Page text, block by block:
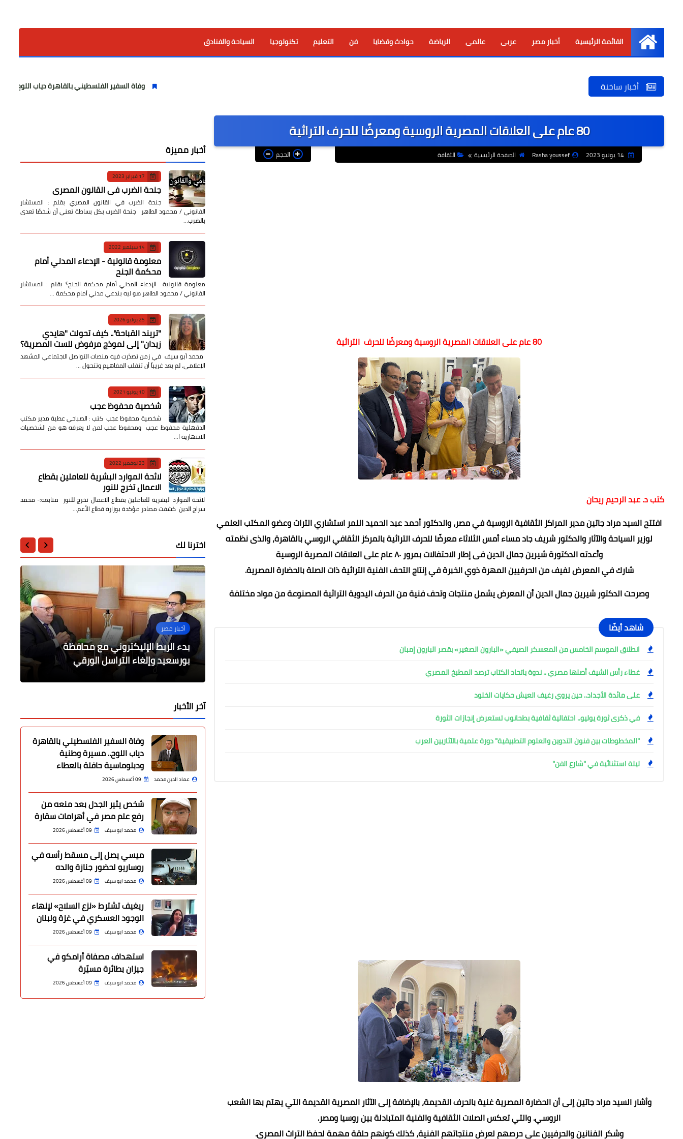
الرئيسية
القائمة الرئيسية أخبار مصر عربى عالمى الرياضة حوادث وقضايا فن التعليم تكنولوجيا السياحة والفنادق
أخبار ساخنة وفاة السفير الفلسطيني بالقاهرة دياب اللوح.. مسيرة وطنية
80 عام على العلاقات المصرية الروسية ومعرضًا للحرف التراثية
14 يونيو 2023 Rasha youssef الصفحة الرئيسية الثقافة الحجم
80عام على العلاقات المصرية الروسية ومعرضًا للحرف التراثية
كتب د. عبد الرحيم ريحان
افتتح السيد مراد جاتين مدير المراكز الثقافية الروسية في مصر، والدكتور أحمد عبد الحميد النمر استشاري التراث وعضو المكتب العلمي
لوزير السياحة والآثار والدكتور شريف جاد مساء أمس الثلاثاء معرضًا للحرف التراثية بالمركز الثقافي الروسي بالقاهرة، والذى نظمته
وأعدته الدكتورة شيرين جمال الدين فى إطار الاحتفالات بمرور ٨٠ عام على العلاقات المصرية الروسية
شارك في المعرض لفيف من الحرفيين المهرة ذوي الخبرة في إنتاج التحف الفنية التراثية ذات الصلة بالحضارة المصرية.
وصرحت الدكتور شيرين جمال الدين أن المعرض يشمل منتجات وتحف فنية من الحرف اليدوية التراثية المصنوعة من مواد مختلفة
شاهد أيضًا
انطلاق الموسم الخامس من المعسكر الصيفي «البارون الصغير» بقصر البارون إمبان
غطاء رأس الشيف أصلها مصري .. ندوة باتحاد الكتاب ترصد المطبخ المصري
على مائدة الأجداد.. حين يروي رغيف العيش حكايات الخلود
في ذكرى ثورة يوليو.. احتفالية ثقافية بطحانوب تستعرض إنجازات الثورة
"المخطوطات بين فنون التدوين والعلوم التطبيقية" دورة علمية بالآثاريين العرب
ليلة استثنائية في "شارع الفن"
وأشار السيد مراد جاتين إلى أن الحضارة المصرية غنية بالحرف القديمة، بالإضافة إلى الآثار المصرية القديمة التي يهتم بها الشعب
الروسي. والتي تعكس الصلات الثقافية والفنية المتبادلة بين روسيا ومصر.
وشكر الفنانين والحرفيين على حرصهم لعرض منتجاتهم الفنية، كذلك كونهم حلقة مهمة لحفظ التراث المصري.
أخبار مميزة
17 فبراير 2023
جنحة الضرب في القانون المصري
جنحة الضرب في القانون المصري بقلم : المستشار
القانوني / محمود الطاهر جنحة الضرب بكل بساطة تعني أن شخصًا تعدى
بالضرب…
14 سبتمبر 2022
معلومة قانونية - الإدعاء المدني أمام
محكمة الجنح
معلومة قانونية الإدعاء المدني أمام محكمة الجنح؟ بقلم : المستشار
القانوني / محمود الطاهر هو ليه بندعي مدني أمام محكمة …
25 يوليو 2026
​"تريند القباحة".. كيف تحولت "هايدي
زيدان" إلى نموذج مرفوض للست المصرية؟
​ محمد أبو سيف ​في زمن تصدّرت فيه منصات التواصل الاجتماعي المشهد
الإعلامي، لم يعد غريباً أن تنقلب المفاهيم وتتحول …
10 يونيو 2021
شخصية محفوظ عجب
شخصية محفوظ عجب كتب : الصباحي عطية مدير مكتب
الدقهلية محفوظ عجب ومحفوظ عجب لمن لا يعرفه هو من الشخصيات
الانتهازية ا…
23 نوفمبر 2022
لائحة الموارد البشرية للعاملين بقطاع
الاعمال تخرج للنور
لائحة الموارد البشرية للعاملين بقطاع الاعمال تخرج للنور متابعه:- محمد
سراج الدين كشفت مصادر مؤكدة بوزارة قطاع الأعم…
اخترنا لك
محمد ابو سيف
16 يونيو 2022
أخبار مصر
بدء الربط الإليكتروني مع محافظة
بورسعيد وإلغاء التراسل الورقي
عماد الدين محمد
16 يونيو 2022
عربى
بيان وزارة الأسرة والمرأة والطفولة وكبار
السن بمناسبة الإحتفال بيوم الطّفل
الإفريقي
عماد الدين محمد
16 يونيو 2022
أخبار مصر
إنتهاء توثيق القطع الأثرية بالمتحف
القومي للحضارة
عماد الدين محمد
16 يونيو 2022
محافظات
ضبط لحوم وأسماك ودواجن غير صالحة
للاستخدام الادامي بكفر الشيخ
عماد الدين محمد
16 يونيو 2022
الرياضة
البنا ينتهي من إعداد مشروعان في مجال
كرة القدم لخدمة الكرة العربية
والإفريقية
آخر الأخبار
وفاة السفير الفلسطيني بالقاهرة
دياب اللوح.. مسيرة وطنية
ودبلوماسية حافلة بالعطاء
عماد الدين محمد 09 أغسطس 2026
شخص يثير الجدل بعد منعه من
رفع علم مصر في أهرامات سقارة
محمد ابو سيف 09 أغسطس 2026
ميسي يصل إلى مسقط رأسه في
روساريو لحضور جنازة والده
محمد ابو سيف 09 أغسطس 2026
ريغيف تشترط «نزع السلاح» لإنهاء
الوجود العسكري في غزة ولبنان
محمد ابو سيف 09 أغسطس 2026
استهداف مصفاة أرامكو في
جيزان بطائرة مسيّرة
محمد ابو سيف 09 أغسطس 2026